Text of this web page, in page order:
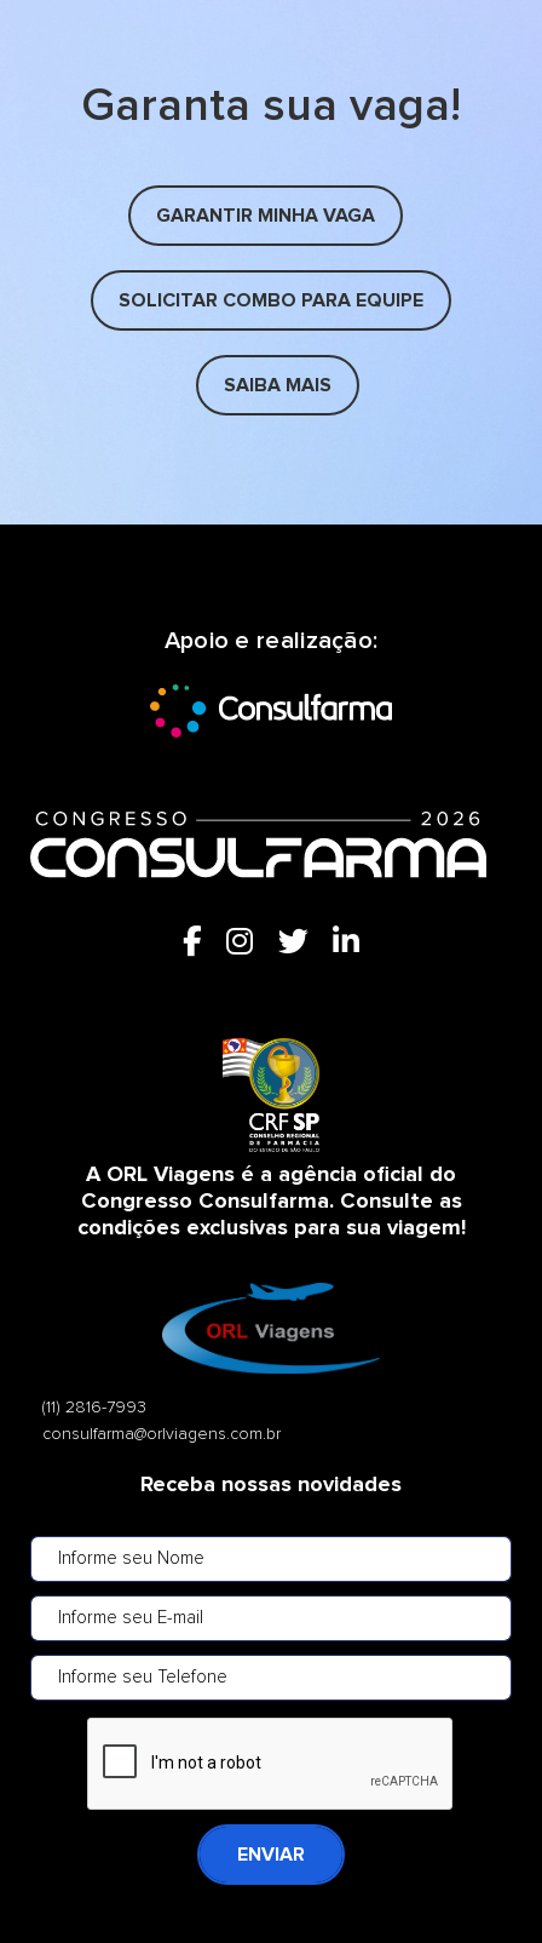
Garanta sua vaga!
GARANTIR MINHA VAGA
SOLICITAR COMBO PARA EQUIPE
SAIBA MAIS
Apoio e realização:
A ORL Viagens é a agência oficial do
Congresso Consulfarma. Consulte as
condições exclusivas para sua viagem!
(11) 2816-7993
consulfarma@orlviagens.com.br
Receba nossas novidades
ENVIAR